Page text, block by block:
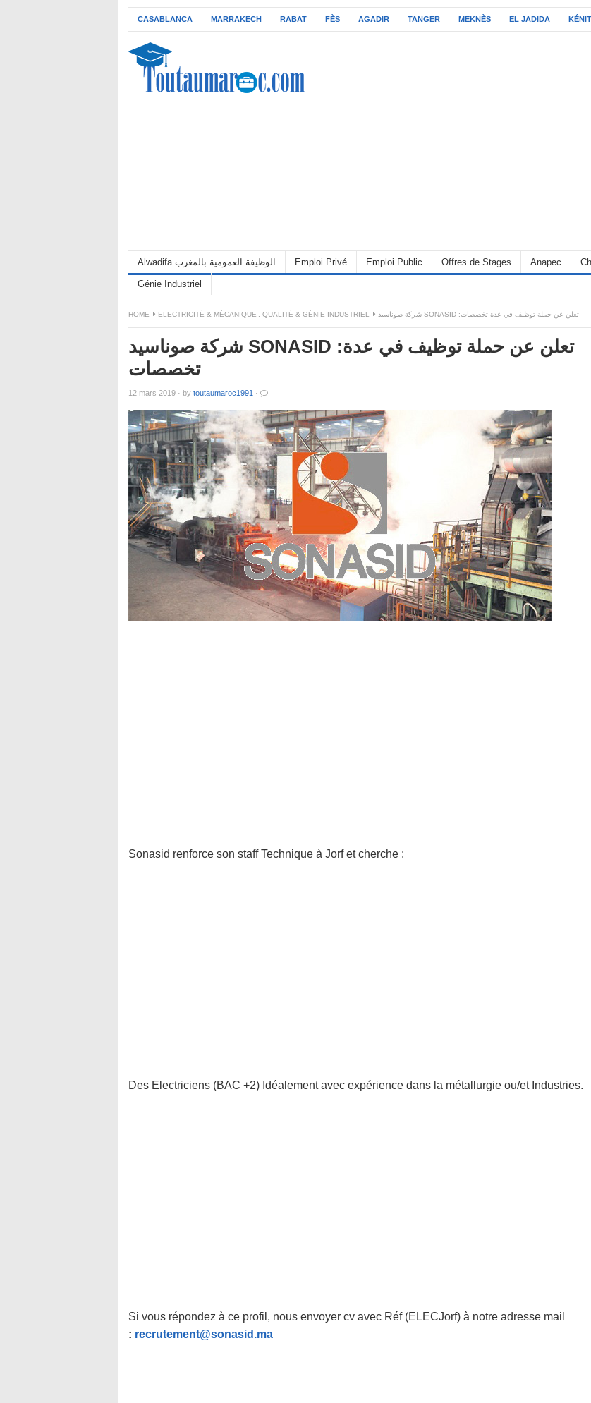
CASABLANCA MARRAKECH RABAT FÈS AGADIR TANGER MEKNÈS EL JADIDA
Alwadifa الوظيفة العمومية بالمغرب Emploi Privé Emploi Public Offres de Stages Anapec
Génie Industriel
HOME ELECTRICITÉ & MÉCANIQUE QUALITÉ & GÉNIE INDUSTRIEL شركة صوناسيد SONASID :تعلن عن حملة توظيف في عدة تخصصات
شركة صوناسيد SONASID :تعلن عن حملة توظيف في عدة
تخصصات
12 mars 2019 · by toutaumaroc1991 ·
Sonasid renforce son staff Technique à Jorf et cherche :
Des Electriciens (BAC +2) Idéalement avec expérience dans la métallurgie ou/et Industries.
Si vous répondez à ce profil, nous envoyer cv avec Réf (ELECJorf) à notre adresse mail
: recrutement@sonasid.ma